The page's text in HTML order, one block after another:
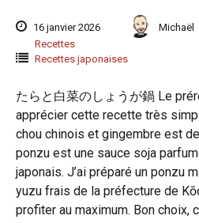
16 janvier 2026
Michaël
Recettes
Recettes japonaises
たらと白菜のしょうが鍋 Le
apprécier cette recette très
chou chinois et gingembre est
ponzu est une sauce soja
japonais. J’ai préparé un ponzu
yuzu frais de la préfecture de
profiter au maximum. Bon choix,